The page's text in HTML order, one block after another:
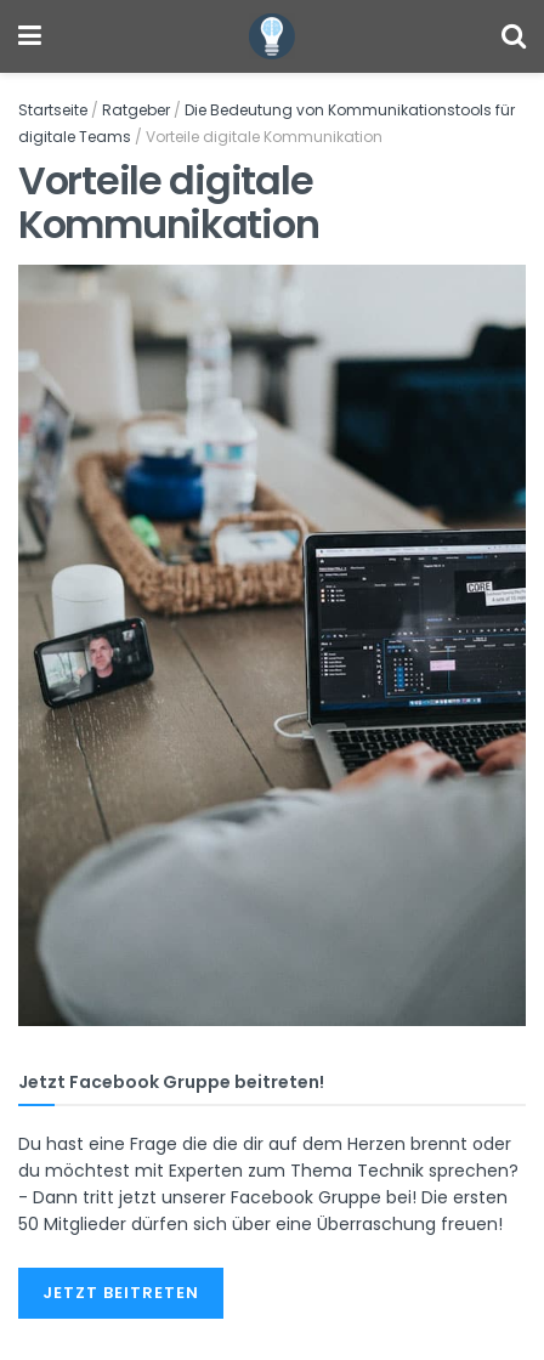
Startseite / Ratgeber / Die Bedeutung von Kommunikationstools für
digitale Teams / Vorteile digitale Kommunikation
Vorteile digitale
Kommunikation
Jetzt Facebook Gruppe beitreten!
Du hast eine Frage die die dir auf dem Herzen brennt oder
du möchtest mit Experten zum Thema Technik sprechen?
- Dann tritt jetzt unserer Facebook Gruppe bei! Die ersten
50 Mitglieder dürfen sich über eine Überraschung freuen!
JETZT BEITRETEN